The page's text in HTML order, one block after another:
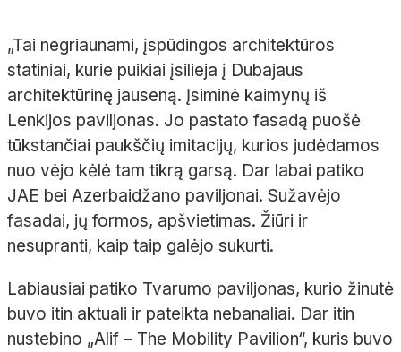
„Tai negriaunami, įspūdingos architektūros
statiniai, kurie puikiai įsilieja į Dubajaus
architektūrinę jauseną. Įsiminė kaimynų iš
Lenkijos paviljonas. Jo pastato fasadą puošė
tūkstančiai paukščių imitacijų, kurios judėdamos
nuo vėjo kėlė tam tikrą garsą. Dar labai patiko
JAE bei Azerbaidžano paviljonai. Sužavėjo
fasadai, jų formos, apšvietimas. Žiūri ir
nesupranti, kaip taip galėjo sukurti.
Labiausiai patiko Tvarumo paviljonas, kurio žinutė
buvo itin aktuali ir pateikta nebanaliai. Dar itin
nustebino „Alif – The Mobility Pavilion“, kuris buvo